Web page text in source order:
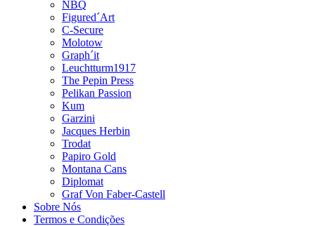
NBQ
Figured´Art
C-Secure
Molotow
Graph´it
Leuchtturm1917
The Pepin Press
Pelikan Passion
Kum
Garzini
Jacques Herbin
Trodat
Papiro Gold
Montana Cans
Diplomat
Graf Von Faber-Castell
Sobre Nós
Termos e Condições